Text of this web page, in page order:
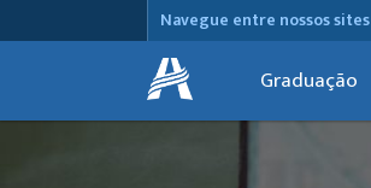
Navegue entre nossos sites
Graduação